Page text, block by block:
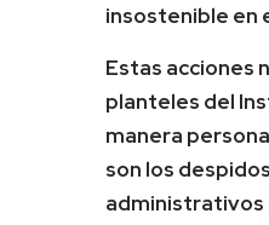
insostenible en
Estas acciones
planteles del
manera
son los
administrativos